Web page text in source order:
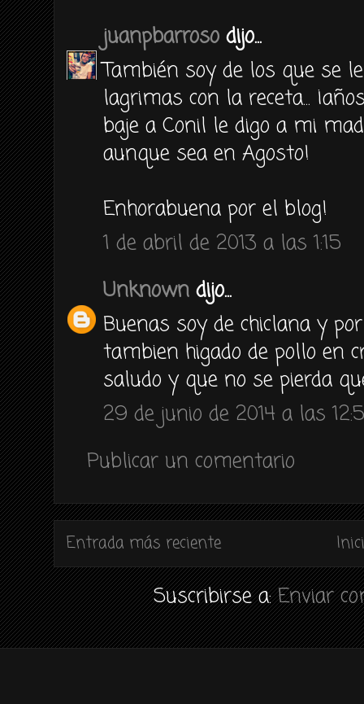
juanpbarroso dijo...
También soy de los que se
lagrimas con la receta...
baje a Conil le digo a mi
aunque sea en Agosto!
Enhorabuena por el blog!
1 de abril de 2013 a las 1:15
Unknown dijo...
Buenas soy de chiclana y
tambien higado de pollo en
saludo y que no se pierda
29 de junio de 2014 a las
Publicar un comentario
Entrada más reciente
Suscribirse a:Enviar